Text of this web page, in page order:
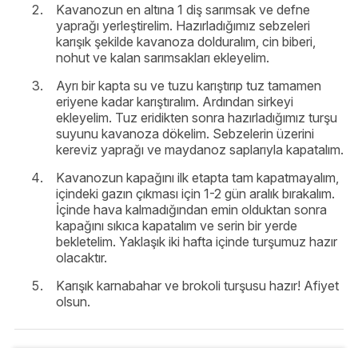
Kavanozun en altına 1 diş sarımsak ve defne
yaprağı yerleştirelim. Hazırladığımız sebzeleri
karışık şekilde kavanoza dolduralım, cin biberi,
nohut ve kalan sarımsakları ekleyelim.
Ayrı bir kapta su ve tuzu karıştırıp tuz tamamen
eriyene kadar karıştıralım. Ardından sirkeyi
ekleyelim. Tuz eridikten sonra hazırladığımız turşu
suyunu kavanoza dökelim. Sebzelerin üzerini
kereviz yaprağı ve maydanoz saplarıyla kapatalım.
Kavanozun kapağını ilk etapta tam kapatmayalım,
içindeki gazın çıkması için 1-2 gün aralık bırakalım.
İçinde hava kalmadığından emin olduktan sonra
kapağını sıkıca kapatalım ve serin bir yerde
bekletelim. Yaklaşık iki hafta içinde turşumuz hazır
olacaktır.
Karışık karnabahar ve brokoli turşusu hazır! Afiyet
olsun.